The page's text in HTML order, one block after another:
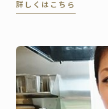
詳しくはこちら